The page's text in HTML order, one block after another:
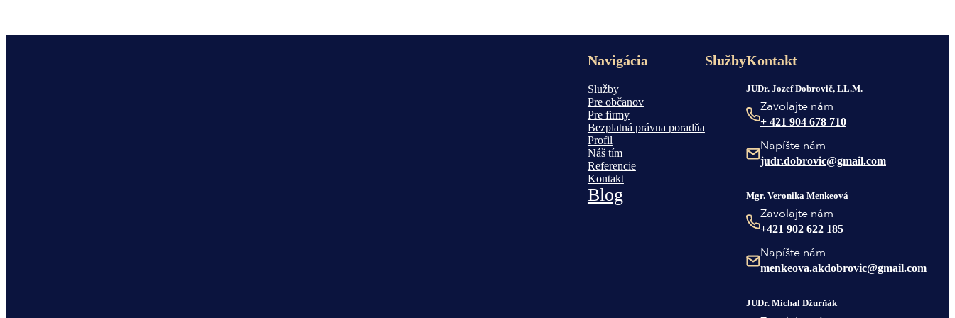
Navigácia
Služby
Pre občanov
Pre firmy
Bezplatná právna poradňa
Profil
Náš tím
Referencie
Kontakt
Blog
SlužbyKontakt
JUDr. Jozef Dobrovič, LL.M.
Zavolajte nám
+ 421 904 678 710
Napíšte nám
judr.dobrovic@gmail.com
Mgr. Veronika Menkeová
Zavolajte nám
+421 902 622 185
Napíšte nám
menkeova.akdobrovic@gmail.com
JUDr. Michal Džurňák